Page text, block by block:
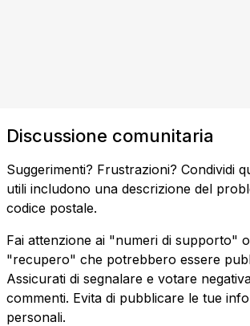
Discussione comunitaria
Suggerimenti? Frustrazioni? Condividi
utili includono una descrizione del
codice postale.
Fai attenzione ai "numeri di supporto"
"recupero" che potrebbero essere
Assicurati di segnalare e votare
commenti. Evita di pubblicare le tue
personali.